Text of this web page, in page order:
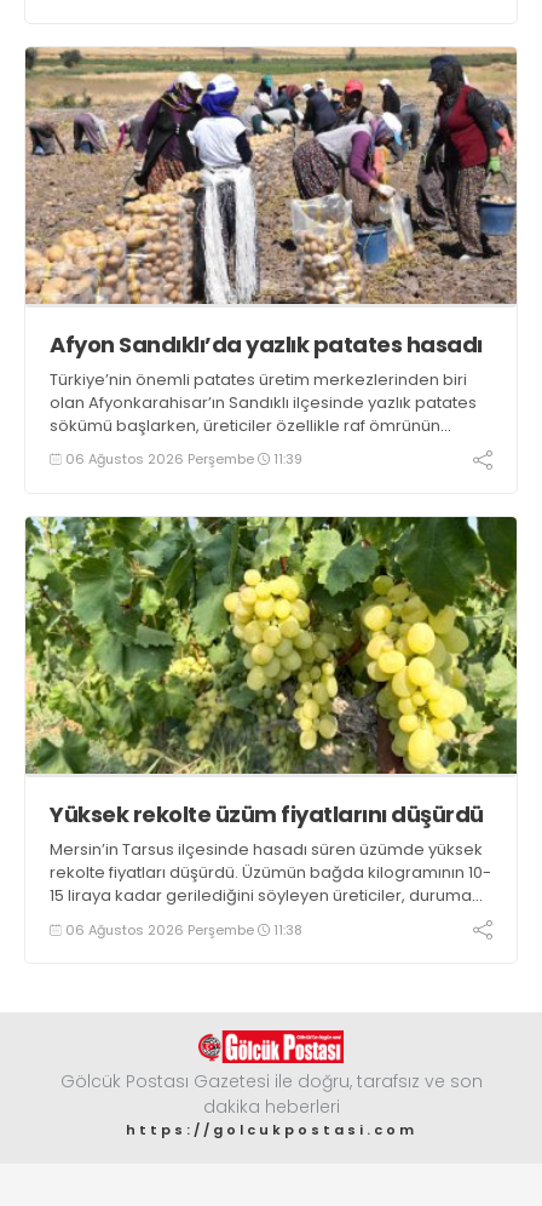
Afyon Sandıklı’da yazlık patates hasadı
Türkiye’nin önemli patates üretim merkezlerinden biri
olan Afyonkarahisar’ın Sandıklı ilçesinde yazlık patates
sökümü başlarken, üreticiler özellikle raf ömrünün
yaklaşık 2 ay olması ve rengi bakımından tüketimde
Sandıklı patatesinin daha fazla tercih edildiğini belirtti
06 Ağustos 2026 Perşembe 11:39
Yüksek rekolte üzüm fiyatlarını düşürdü
Mersin’in Tarsus ilçesinde hasadı süren üzümde yüksek
rekolte fiyatları düşürdü. Üzümün bağda kilogramının 10-
15 liraya kadar gerilediğini söyleyen üreticiler, duruma
tepki gösterdi
06 Ağustos 2026 Perşembe 11:38
Gölcük Postası Gazetesi ile doğru, tarafsız ve son
dakika heberleri
https://golcukpostasi.com